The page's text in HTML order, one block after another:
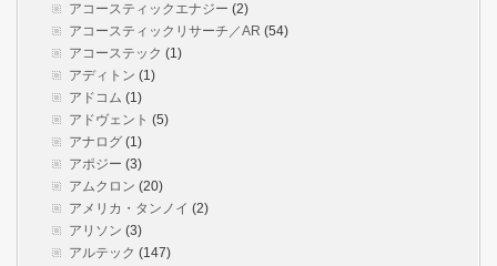
アコースティックエナジー (2)
アコースティックリサーチ／AR (54)
アコーステック (1)
アディトン (1)
アドコム (1)
アドヴェント (5)
アナログ (1)
アポジー (3)
アムクロン (20)
アメリカ・タンノイ (2)
アリソン (3)
アルテック (147)